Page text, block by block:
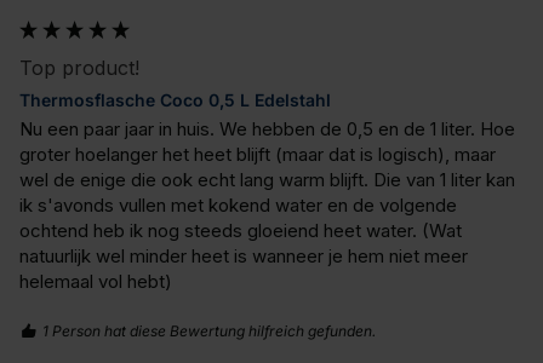
Top product!
Thermosflasche Coco 0,5 L Edelstahl
Nu een paar jaar in huis. We hebben de 0,5 en de 1 liter. Hoe
groter hoelanger het heet blijft (maar dat is logisch), maar
wel de enige die ook echt lang warm blijft. Die van 1 liter kan
ik s'avonds vullen met kokend water en de volgende
ochtend heb ik nog steeds gloeiend heet water. (Wat
natuurlijk wel minder heet is wanneer je hem niet meer
helemaal vol hebt)
1 Person hat diese Bewertung hilfreich gefunden.